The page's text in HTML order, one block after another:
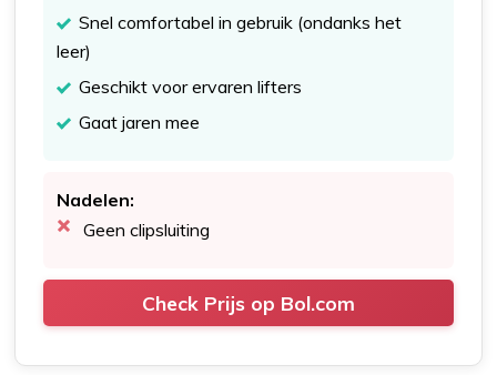
Snel comfortabel in gebruik (ondanks het
leer)
Geschikt voor ervaren lifters
Gaat jaren mee
Nadelen:
Geen clipsluiting
Check Prijs op Bol.com